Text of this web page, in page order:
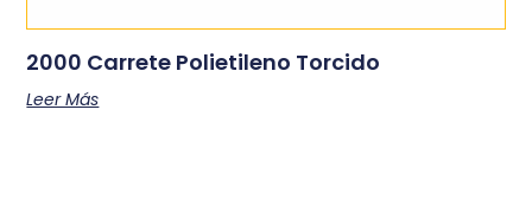
2000 Carrete Polietileno Torcido
Leer Más